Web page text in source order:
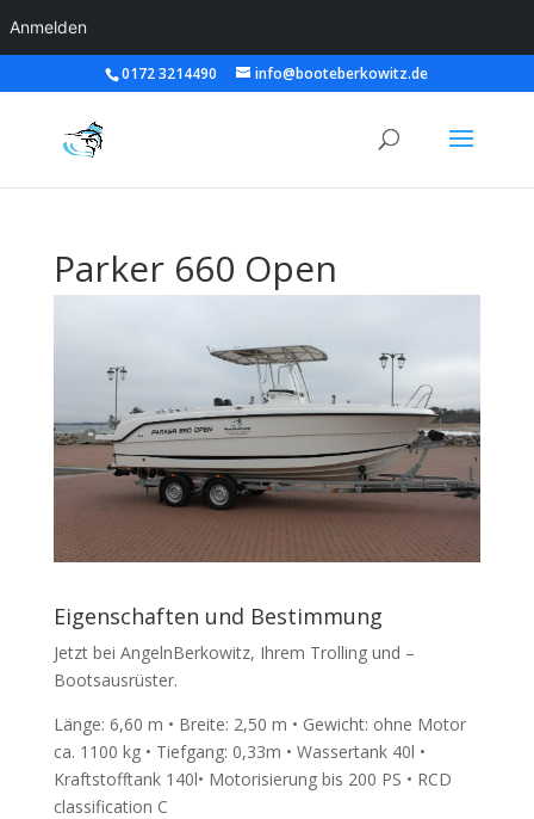
0172 3214490 info@booteberkowitz.de
Parker 660 Open
Eigenschaften und Bestimmung
Jetzt bei AngelnBerkowitz, Ihrem Trolling und –
Bootsausrüster.
Länge: 6,60 m • Breite: 2,50 m • Gewicht: ohne Motor
ca. 1100 kg • Tiefgang: 0,33m • Wassertank 40l •
Kraftstofftank 140l• Motorisierung bis 200 PS • RCD
classification C
Anmelden